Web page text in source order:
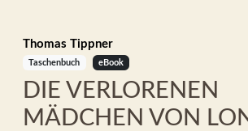
Thomas Tippner
Taschenbuch eBook
DIE VERLORENEN
MÄDCHEN VON